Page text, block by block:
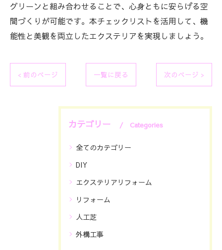
グリーンと組み合わせることで、心身ともに安らげる空
間づくりが可能です。本チェックリストを活用して、機
能性と美観を両立したエクステリアを実現しましょう。
< 前のページ 一覧に戻る 次のページ >
カテゴリー Categories
全てのカテゴリー
DIY
エクステリアリフォーム
リフォーム
人工芝
外構工事